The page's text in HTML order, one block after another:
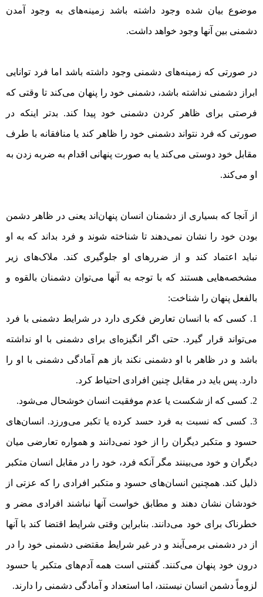
موضوع بیان شده وجود داشته باشد زمینه‌های به وجود آمدن
دشمنی بین آنها وجود خواهد داشت.
در صورتی که زمینه‌های دشمنی وجود داشته باشد اما فرد توانایی
ابراز دشمنی نداشته باشد، دشمنی خود را پنهان می‌کند تا وقتی که
فرصتی برای ظاهر کردن دشمنی خود پیدا کند. بد‌تر اینکه در
صورتی که فرد نتواند دشمنی خود را ظاهر کند یا منافقانه با طرف
مقابل خود دوستی می‌کند یا به صورت پنهانی اقدام به ضربه زدن به
او می‌کند.
از آنجا که بسیاری از دشمنان انسان پنهان‌اند یعنی در ظاهر دشمن
بودن خود را نشان نمی‌دهند تا شناخته شوند و فرد بداند که به او
نباید اعتماد کند و از ضرر‌های او جلوگیری کند. ملاک‌های زیر
مشخصه‌هایی هستند که با توجه به آنها می‌توان دشمنان بالقوه و
بالفعل پنهان را شناخت:
کسی که با انسان تعارض فکری دارد در شرایط دشمنی با فرد
می‌تواند قرار گیرد. حتی اگر انگیزه‌ای برای دشمنی با او نداشته
باشد و در ظاهر با او دشمنی نکند باز هم آمادگی دشمنی با او را
دارد. پس باید در مقابل چنین افرادی احتیاط کرد.
کسی که از شکست یا عدم موفقیت انسان خوشحال می‌شود.
کسی که نسبت به فرد حسد کرده یا تکبر می‌ورزد. انسان‌های
حسود و متکبر دیگران را از خود نمی‌دانند و همواره تعارضی میان
دیگران و خود می‌بینند مگر آنکه فرد، خود را در مقابل انسان متکبر
ذلیل کند. همچنین انسان‌های حسود و متکبر افرادی را که عزتی از
خودشان نشان دهند و مطابق خواست آنها نباشند افرادی مضر و
خطرناک برای خود می‌دانند. بنابراین وقتی شرایط اقتضا کند با آنها
از در دشمنی برمی‌آیند و در غیر شرایط مقتضی دشمنی خود را در
درون خود پنهان می‌کنند. گفتنی است همه آدم‌های متکبر یا حسود
لزوماً دشمن انسان نیستند، اما استعداد و آمادگی دشمنی را دارند.